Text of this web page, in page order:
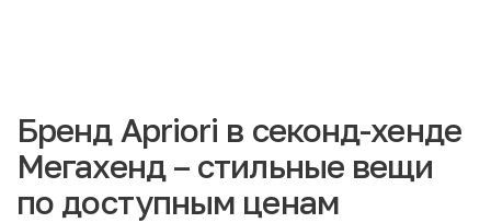
Бренд Apriori в секонд-хенде
Мегахенд – стильные вещи
по доступным ценам